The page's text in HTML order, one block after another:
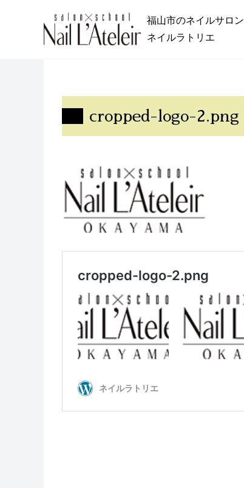
福山市のネイルサロン
ネイルラトリエ
cropped-logo-2.png